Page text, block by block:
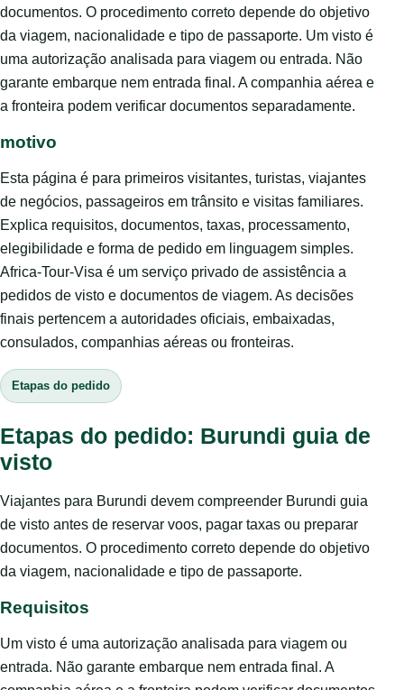
documentos. O procedimento correto depende do objetivo
da viagem, nacionalidade e tipo de passaporte. Um visto é
uma autorização analisada para viagem ou entrada. Não
garante embarque nem entrada final. A companhia aérea e
a fronteira podem verificar documentos separadamente.
motivo
Esta página é para primeiros visitantes, turistas, viajantes
de negócios, passageiros em trânsito e visitas familiares.
Explica requisitos, documentos, taxas, processamento,
elegibilidade e forma de pedido em linguagem simples.
Africa-Tour-Visa é um serviço privado de assistência a
pedidos de visto e documentos de viagem. As decisões
finais pertencem a autoridades oficiais, embaixadas,
consulados, companhias aéreas ou fronteiras.
Etapas do pedido
Etapas do pedido: Burundi guia de
visto
Viajantes para Burundi devem compreender Burundi guia
de visto antes de reservar voos, pagar taxas ou preparar
documentos. O procedimento correto depende do objetivo
da viagem, nacionalidade e tipo de passaporte.
Requisitos
Um visto é uma autorização analisada para viagem ou
entrada. Não garante embarque nem entrada final. A